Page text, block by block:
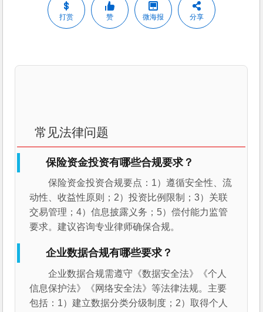
打赏 赞 微海报 分享
常见法律问题
保险资金投资有哪些合规要求？
保险资金投资合规要点：1）遵循安全性、流
动性、收益性原则；2）投资比例限制；3）关联
交易管理；4）信息披露义务；5）偿付能力监管
要求。建议咨询专业律师确保合规。
企业数据合规有哪些要求？
企业数据合规需遵守《数据安全法》《个人
信息保护法》《网络安全法》等法律法规。主要
包括：1）建立数据分类分级制度；2）取得个人